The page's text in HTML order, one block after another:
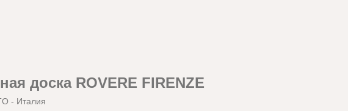
доска ROVERE FIRENZE
- Италия